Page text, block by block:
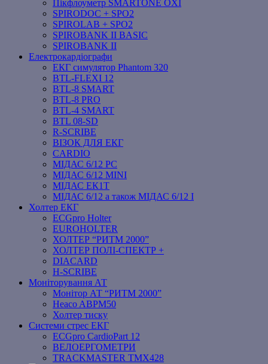
Пікфлоуметр SMARTONE OXI
SPIRODOC + SPO2
SPIROLAB + SPO2
SPIROBANK II BASIC
SPIROBANK II
Електрокардіографи
ЕКГ симулятор Phantom 320
BTL-FLEXI 12
BTL-8 SMART
BTL-8 PRO
BTL-4 SMART
BTL 08-SD
R-SCRIBE
ВІЗОК ДЛЯ ЕКГ
CARDIO
МІДАС 6/12 PC
МІДАС 6/12 MINI
МІДАС ЕК1Т
МІДАС 6/12 а також МІДАС 6/12 І
Холтер ЕКГ
ECGpro Holter
EUROHOLTER
ХОЛТЕР “РИТМ 2000”
ХОЛТЕР ПОЛІ-СПЕКТР +
DIACARD
H-SCRIBE
Моніторування АТ
Монітор АТ “РИТМ 2000”
Heaco ABPM50
Холтер тиску
Системи стрес ЕКГ
ECGpro CardioPart 12
ВЕЛОЕРГОМЕТРИ
TRACKMASTER TMX428